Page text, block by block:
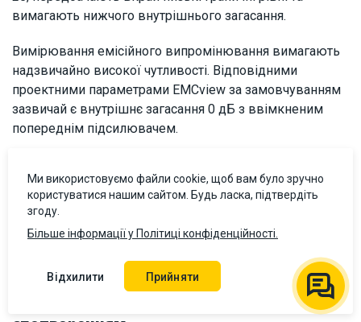
вимагають нижчого внутрішнього загасання.
Вимірювання емісійного випромінювання вимагають
надзвичайно високої чутливості. Відповідними
проектними параметрами EMCview за замовчуванням
зазвичай є внутрішнє загасання 0 дБ з ввімкненим
попереднім підсилювачем.
установки повинен бути принаймні на 6 дБ нижчим
граничних ліній, щоб мати достатній динамічний
діапазон для надійного вимірювання критичних
паразитних коливань.
Ми використовуємо файли cookie, щоб вам було зручно
користуватися нашим сайтом. Будь ласка, підтвердіть
згоду.
Більше інформації у Політиці конфіденційності.
Відхилити Прийняти